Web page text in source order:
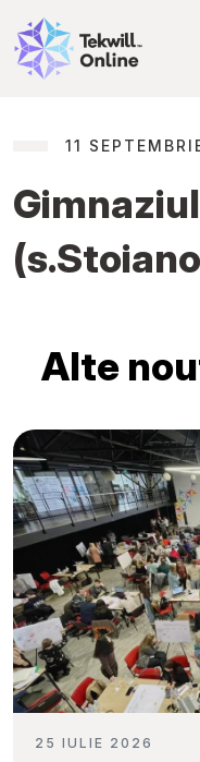
11
Alte
25 IULIE 2026